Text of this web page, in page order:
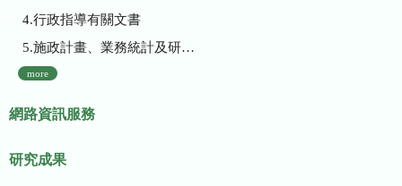
4.行政指導有關文書
5.施政計畫、業務統計及研究報告
more
網路資訊服務
研究成果